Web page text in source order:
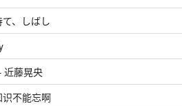
、しばし
近藤晃央
不能忘啊